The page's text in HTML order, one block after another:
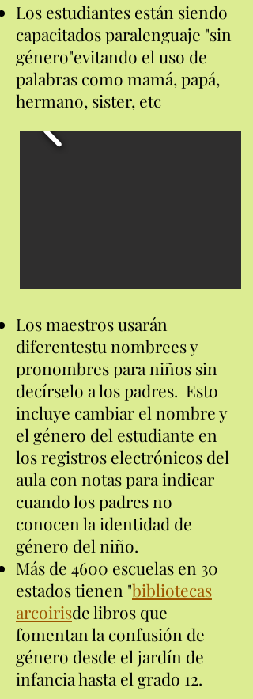
Los estudiantes están siendo
capacitados paralenguaje "sin
género"evitando el uso de
palabras como mamá, papá,
hermano, sister, etc
Los maestros usarán
diferentestu nombrees y
pronombres para niños sin
decírselo a los padres. Esto
incluye cambiar el nombre y
el género del estudiante en
los registros electrónicos del
aula con notas para indicar
cuando los padres no
conocen la identidad de
género del niño.
Más de 4600 escuelas en 30
estados tienen "bibliotecas
arcoirisde libros que
fomentan la confusión de
género desde el jardín de
infancia hasta el grado 12.